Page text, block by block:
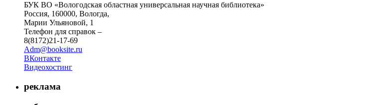
БУК ВО «Вологодская областная универсальная научная библиотека»
Россия, 160000, Вологда,
Марии Ульяновой, 1
Телефон для справок –
8(8172)21-17-69
Adm@booksite.ru
ВКонтакте
Видеохостинг
реклама